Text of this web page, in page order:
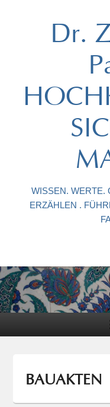
Dr.
WISSEN. WERTE.
ERZÄHLEN .
BAUAKTEN